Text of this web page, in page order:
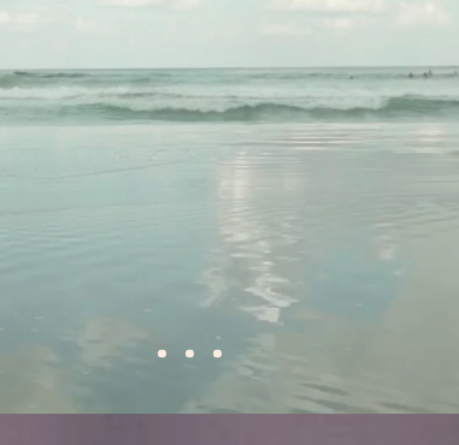
Aku juga pernah
Bahkan hilang